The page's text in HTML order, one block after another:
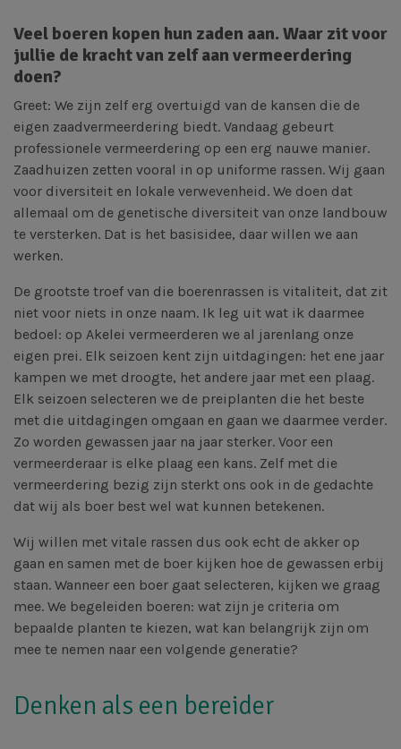
Veel boeren kopen hun zaden aan. Waar zit voor
jullie de kracht van zelf aan vermeerdering
doen?
Greet: We zijn zelf erg overtuigd van de kansen die de
eigen zaadvermeerdering biedt. Vandaag gebeurt
professionele vermeerdering op een erg nauwe manier.
Zaadhuizen zetten vooral in op uniforme rassen. Wij gaan
voor diversiteit en lokale verwevenheid. We doen dat
allemaal om de genetische diversiteit van onze landbouw
te versterken. Dat is het basisidee, daar willen we aan
werken.
De grootste troef van die boerenrassen is vitaliteit, dat zit
niet voor niets in onze naam. Ik leg uit wat ik daarmee
bedoel: op Akelei vermeerderen we al jarenlang onze
eigen prei. Elk seizoen kent zijn uitdagingen: het ene jaar
kampen we met droogte, het andere jaar met een plaag.
Elk seizoen selecteren we de preiplanten die het beste
met die uitdagingen omgaan en gaan we daarmee verder.
Zo worden gewassen jaar na jaar sterker. Voor een
vermeerderaar is elke plaag een kans. Zelf met die
vermeerdering bezig zijn sterkt ons ook in de gedachte
dat wij als boer best wel wat kunnen betekenen.
Wij willen met vitale rassen dus ook echt de akker op
gaan en samen met de boer kijken hoe de gewassen erbij
staan. Wanneer een boer gaat selecteren, kijken we graag
mee. We begeleiden boeren: wat zijn je criteria om
bepaalde planten te kiezen, wat kan belangrijk zijn om
mee te nemen naar een volgende generatie?
Denken als een bereider